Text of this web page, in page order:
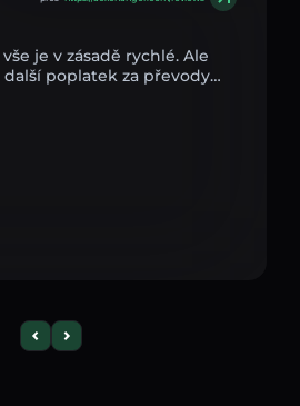
je v zásadě rychlé. Ale
poplatek za převody…